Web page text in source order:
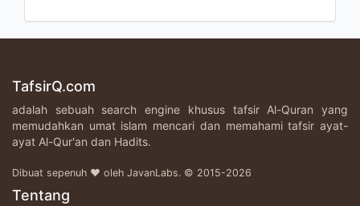
TafsirQ.com
adalah sebuah search engine khusus tafsir Al-Quran yang
memudahkan umat islam mencari dan memahami tafsir ayat-
ayat Al-Qur'an dan Hadits.
Dibuat sepenuh ♥ oleh JavanLabs. © 2015-2026
Tentang